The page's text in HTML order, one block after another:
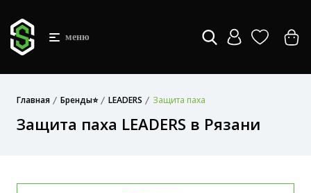
меню
Главная Бренды⭐ LEADERS Защита паха
Защита паха LEADERS в Рязани